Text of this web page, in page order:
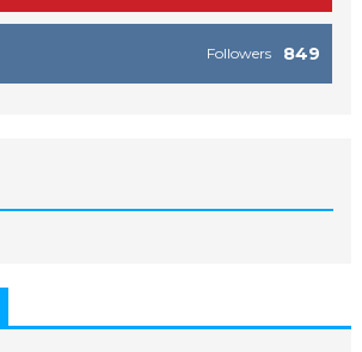
849
Followers